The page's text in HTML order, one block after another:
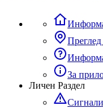
За
Личен Раздел